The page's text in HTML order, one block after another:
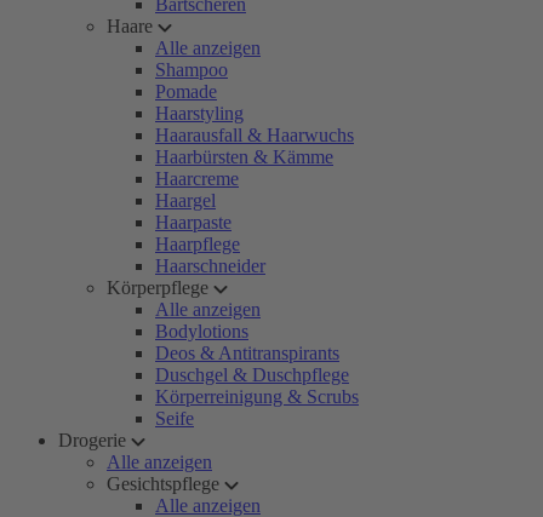
Bartscheren
Haare
Alle anzeigen
Shampoo
Pomade
Haarstyling
Haarausfall & Haarwuchs
Haarbürsten & Kämme
Haarcreme
Haargel
Haarpaste
Haarpflege
Haarschneider
Körperpflege
Alle anzeigen
Bodylotions
Deos & Antitranspirants
Duschgel & Duschpflege
Körperreinigung & Scrubs
Seife
Drogerie
Alle anzeigen
Gesichtspflege
Alle anzeigen